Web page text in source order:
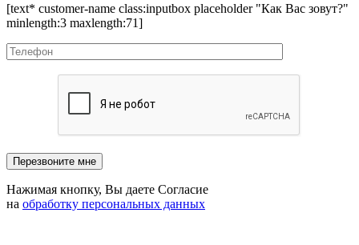
[text* customer-name class:inputbox placeholder "Как Вас зовут?"
minlength:3 maxlength:71]
Нажимая кнопку, Вы даете Согласие
на обработку персональных данных